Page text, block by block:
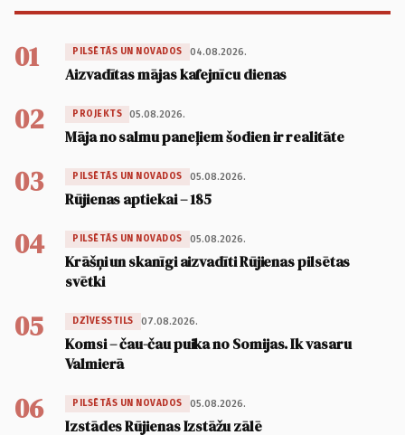
01 PILSĒTĀS UN NOVADOS 04.08.2026.
Aizvadītas mājas kafejnīcu dienas
02 PROJEKTS 05.08.2026.
Māja no salmu paneļiem šodien ir realitāte
03 PILSĒTĀS UN NOVADOS 05.08.2026.
Rūjienas aptiekai – 185
04 PILSĒTĀS UN NOVADOS 05.08.2026.
Krāšņi un skanīgi aizvadīti Rūjienas pilsētas
svētki
05 DZĪVESSTILS 07.08.2026.
Komsi – čau-čau puika no Somijas. Ik vasaru
Valmierā
06 PILSĒTĀS UN NOVADOS 05.08.2026.
Izstādes Rūjienas Izstāžu zālē